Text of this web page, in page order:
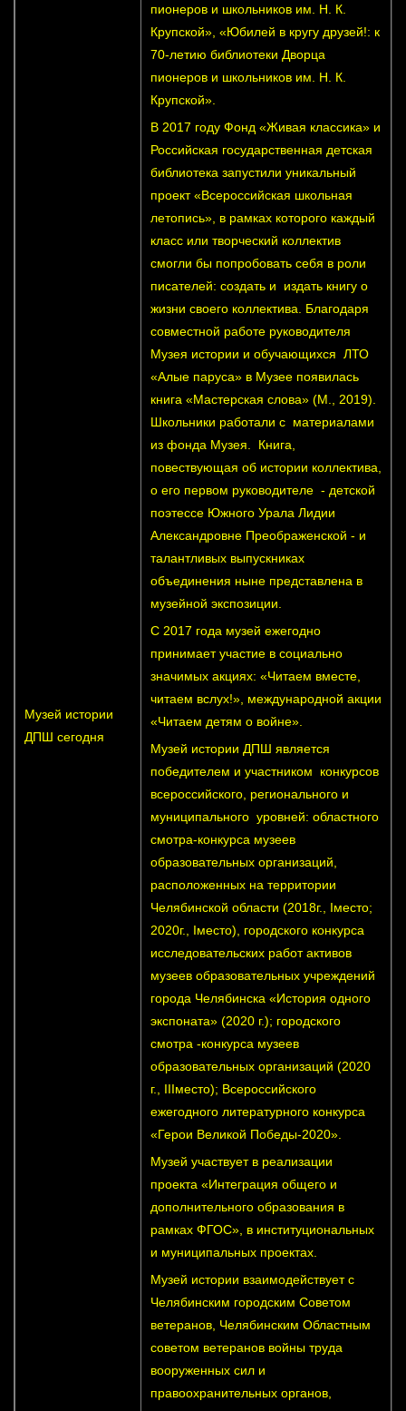
Музей истории
ДПШ сегодня
пионеров и школьников им. Н. К.
Крупской», «Юбилей в кругу друзей!: к
70-летию библиотеки Дворца
пионеров и школьников им. Н. К.
Крупской».
В 2017 году Фонд «Живая классика» и
Российская государственная детская
библиотека запустили уникальный
проект «Всероссийская школьная
летопись», в рамках которого каждый
класс или творческий коллектив
смогли бы попробовать себя в роли
писателей: создать и издать книгу о
жизни своего коллектива. Благодаря
совместной работе руководителя
Музея истории и обучающихся ЛТО
«Алые паруса» в Музее появилась
книга «Мастерская слова» (М., 2019).
Школьники работали с материалами
из фонда Музея. Книга,
повествующая об истории коллектива,
о его первом руководителе - детской
поэтессе Южного Урала Лидии
Александровне Преображенской - и
талантливых выпускниках
объединения ныне представлена в
музейной экспозиции.
С 2017 года музей ежегодно
принимает участие в социально
значимых акциях: «Читаем вместе,
читаем вслух!», международной акции
«Читаем детям о войне».
Музей истории ДПШ является
победителем и участником конкурсов
всероссийского, регионального и
муниципального уровней: областного
смотра-конкурса музеев
образовательных организаций,
расположенных на территории
Челябинской области (2018г., Iместо;
2020г., Iместо), городского конкурса
исследовательских работ активов
музеев образовательных учреждений
города Челябинска «История одного
экспоната» (2020 г.); городского
смотра -конкурса музеев
образовательных организаций (2020
г., IIIместо); Всероссийского
ежегодного литературного конкурса
«Герои Великой Победы-2020».
Музей участвует в реализации
проекта «Интеграция общего и
дополнительного образования в
рамках ФГОС», в институциональных
и муниципальных проектах.
Музей истории взаимодействует с
Челябинским городским Советом
ветеранов, Челябинским Областным
советом ветеранов войны труда
вооруженных сил и
правоохранительных органов,